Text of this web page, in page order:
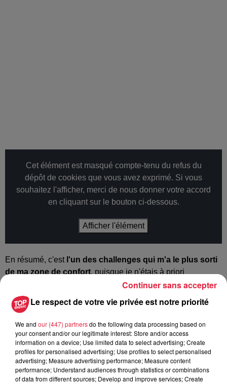
Cet élément est masqué compte-tenu du refus du
dépôt de cookies que vous avez exprimé. Si vous
souhaitez l'afficher, merci de nous donner votre accord
en cliquant sur le bouton ci-dessous.
Afficher l'élément
En résumé, c'est l'un des challenges qui m'a le plus sorti
de ma zone de confort, puisque je n'étais à priori
absolument pas dans mon élément. C'est la preuve que
finalement, quand on se dépasse, on prend aussi beaucoup
de plaisir ! 😎
Et si vous aussi vous avez envie de pratiquer ce sport,
sachez que le CRIG recrute et forme des jeunes filles
a de la place ! Vous pouvez aussi assister au prochain
match des Miss ledimanche 24 mars à 15h à Illkirch-
Graffenstaden.
Le respect de votre vie privée est notre priorité
We and our (447) partnersdo the following data processing based on
your consent and/or our legitimate interest: Store and/or access
information on a device; Use limited data to select advertising; Create
profiles for personalised advertising; Use profiles to select personalised
advertising; Measure advertising performance; Measure content
performance; Understand audiences through statistics or combinations
of data from different sources; Develop and improve services; Create
Continuer sans accepter